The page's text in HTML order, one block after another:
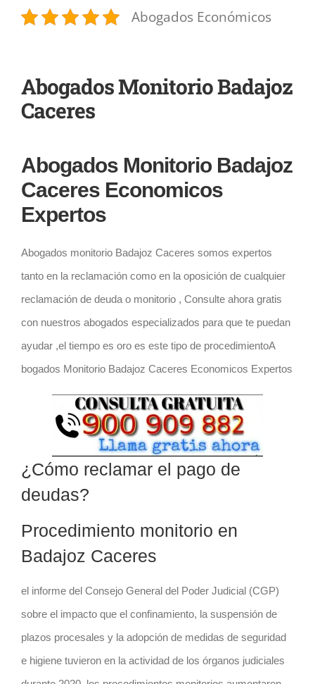
Abogados Económicos
Abogados Monitorio Badajoz
Caceres
Abogados Monitorio Badajoz
Caceres Economicos
Expertos
Abogados monitorio Badajoz Caceres somos expertos
tanto en la reclamación como en la oposición de cualquier
reclamación de deuda o monitorio , Consulte ahora gratis
con nuestros abogados especializados para que te puedan
ayudar ,el tiempo es oro es este tipo de procedimientoA
bogados Monitorio Badajoz Caceres Economicos Expertos
¿Cómo reclamar el pago de
deudas?
Procedimiento monitorio en
Badajoz Caceres
el informe del Consejo General del Poder Judicial (CGP)
sobre el impacto que el confinamiento, la suspensión de
plazos procesales y la adopción de medidas de seguridad
e higiene tuvieron en la actividad de los órganos judiciales